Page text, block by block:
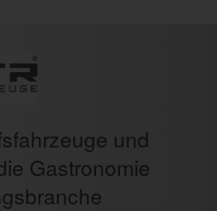
und
Gastronomie